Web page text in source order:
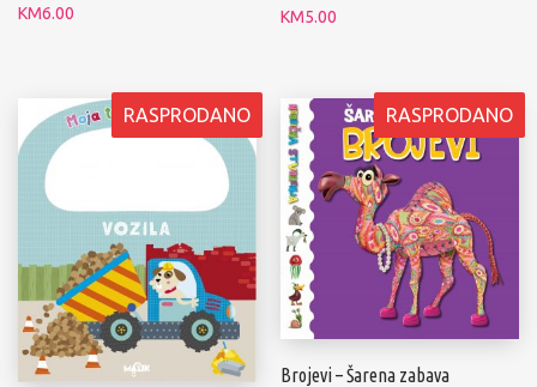
KM6.00 KM5.00
RASPRODANO RASPRODANO
Brojevi – Šarena zabava